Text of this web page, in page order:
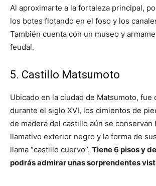
Al aproximarte a la fortaleza principal,
los botes flotando en el foso y los
También cuenta con un museo y
feudal.
5. Castillo Matsumoto
Ubicado en la ciudad de Matsumoto, fue
durante el siglo XVI, los cimientos de
de madera del castillo aún se conservan
llamativo exterior negro y la forma de
llama “castillo cuervo”. Tiene 6 pisos y
podrás admirar unas sorprendentes